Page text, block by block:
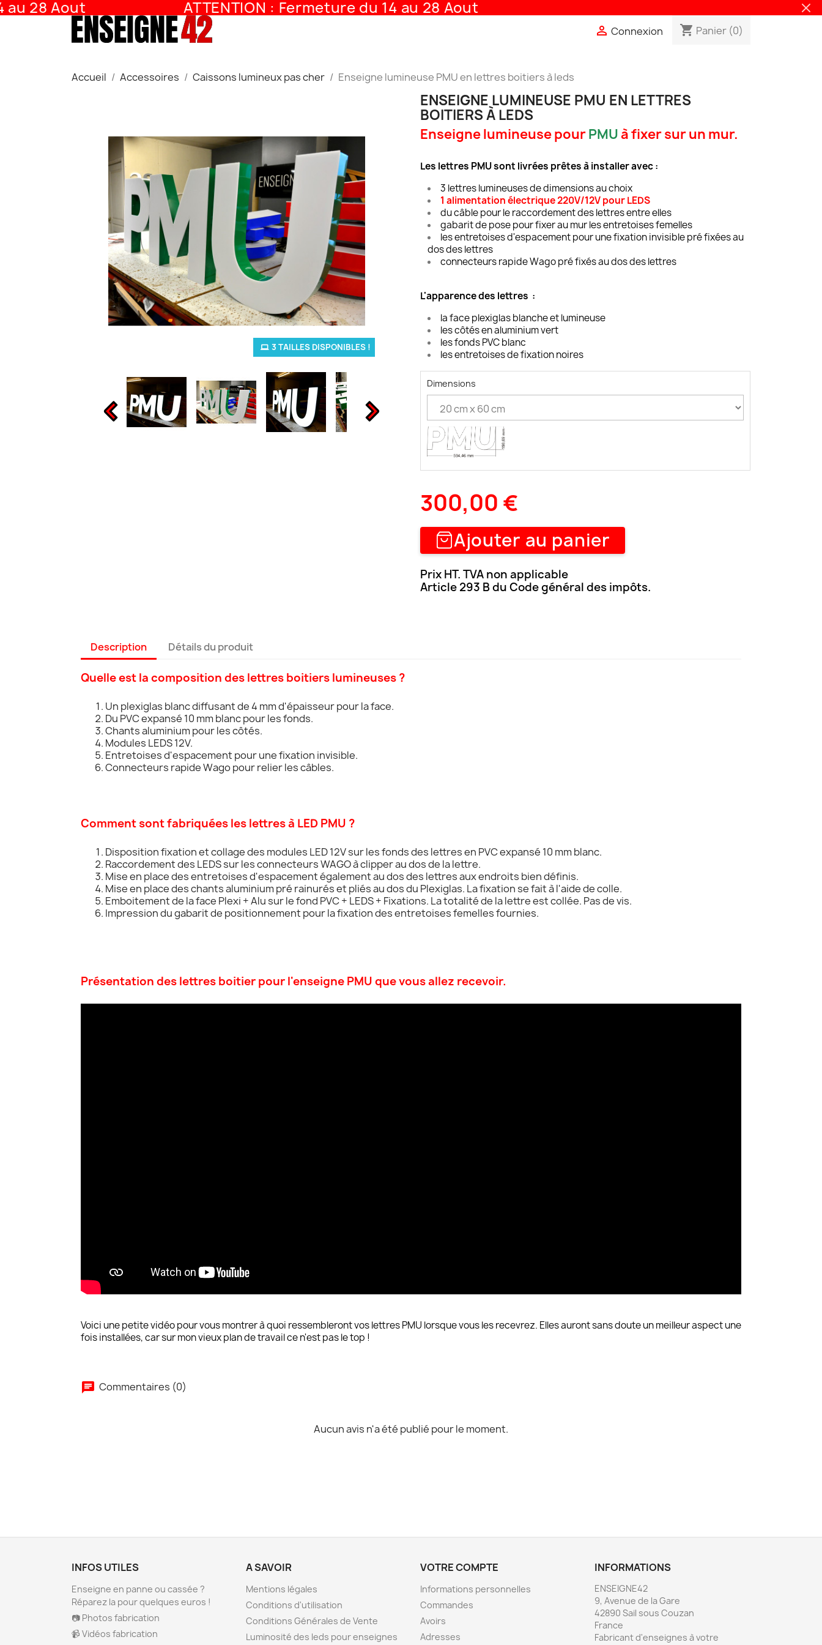
28 Aout ATTENTION : Fermeture du 14 au 28 Aout
 Connexion shopping_cart Panier (0)
Accueil Accessoires Caissons lumineux pas cher Enseigne lumineuse PMU en lettres boitiers à leds
3 TAILLES DISPONIBLES !
ENSEIGNE LUMINEUSE PMU EN LETTRES
BOITIERS À LEDS
Enseigne lumineuse pourPMU à fixer sur un mur.
Les lettres PMU sont livrées prêtes à installer avec :
3 lettres lumineuses de dimensions au choix
1 alimentation électrique 220V/12V pour LEDS
du câble pour le raccordement des lettres entre elles
gabarit de pose pour fixer au mur les entretoises femelles
les entretoises d'espacement pour une fixation invisible pré fixées au
dos des lettres
connecteurs rapide Wago pré fixés au dos des lettres
L'apparence des lettres :
la face plexiglas blanche et lumineuse
les côtés en aluminium vert
les fonds PVC blanc
les entretoises de fixation noires
Dimensions
300,00 €
Ajouter au panier
Prix HT. TVA non applicable
Article 293 B du Code général des impôts.
Description Détails du produit
Quelle est la composition des lettres boitiers lumineuses ?
Un plexiglas blanc diffusant de 4 mm d'épaisseur pour la face.
Du PVC expansé 10 mm blanc pour les fonds.
Chants aluminium pour les côtés.
Modules LEDS 12V.
Entretoises d'espacement pour une fixation invisible.
Connecteurs rapide Wago pour relier les câbles.
Comment sont fabriquées les lettres à LED PMU ?
Disposition fixation et collage des modules LED 12V sur les fonds des lettres en PVC expansé 10 mm blanc.
Raccordement des LEDS sur les connecteurs WAGO à clipper au dos de la lettre.
Mise en place des entretoises d'espacement également au dos des lettres aux endroits bien définis.
Mise en place des chants aluminium pré rainurés et pliés au dos du Plexiglas. La fixation se fait à l'aide de colle.
Emboitement de la face Plexi + Alu sur le fond PVC + LEDS + Fixations. La totalité de la lettre est collée. Pas de vis.
Impression du gabarit de positionnement pour la fixation des entretoises femelles fournies.
Présentation des lettres boitier pour l'enseigne PMU que vous allez recevoir.
Voici une petite vidéo pour vous montrer à quoi ressembleront vos lettres PMU lorsque vous les recevrez. Elles auront sans doute un meilleur aspect une
fois installées, car sur mon vieux plan de travail ce n'est pas le top !
Commentaires (0)
Aucun avis n'a été publié pour le moment.
INFOS UTILES
Enseigne en panne ou cassée ?
Réparez la pour quelques euros !
📷 Photos fabrication
📹 Vidéos fabrication
A SAVOIR
Mentions légales
Conditions d'utilisation
Conditions Générales de Vente
Luminosité des leds pour enseignes
VOTRE COMPTE
Informations personnelles
Commandes
Avoirs
Adresses
INFORMATIONS
ENSEIGNE42
9, Avenue de la Gare
42890 Sail sous Couzan
France
Fabricant d'enseignes à votre